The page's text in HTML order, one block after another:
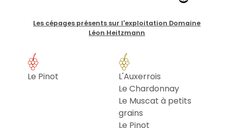
Les cépages présents sur l'exploitation Domaine
Léon Heitzmann
Le Pinot
L'Auxerrois
Le Chardonnay
Le Muscat à petits
grains
Le Pinot